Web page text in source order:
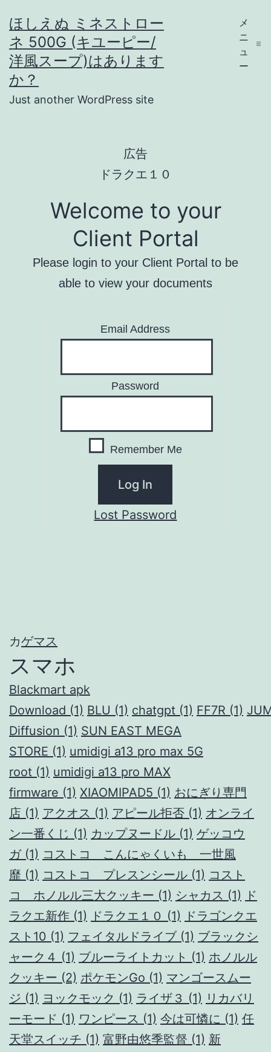
ン
テ
ン
ほしえぬ ミネストロー
ネ 500G (キユーピー/
洋風スープ)はあります
か？
Just another WordPress site
メ
ニ
ュ
ー
広告
ドラクエ１０
Welcome to your
Client Portal
Please login to your Client Portal to be
able to view your documents
Email Address
Password
Remember Me
Lost Password
カゲマス
スマホ
Blackmart apk
Download (1) BLU (1) chatgpt (1) FF7R (1)
Diffusion (1) SUN EAST MEGA
STORE (1) umidigi a13 pro max 5G
root (1) umidigi a13 pro MAX
firmware (1) XIAOMIPAD5 (1) おにぎり専門
店 (1) アクオス (1) アピール拒否 (1) オンライ
ン一番くじ (1) カップヌードル (1) ゲッコウ
ガ(1) コストコ こんにゃくいも 一世風
靡 (1) コストコ プレスンシール (1) コスト
コ ホノルル三大クッキー (1) シャカス (1)
ド
ラクエ新作 (1) ドラクエ１０ (1)
ドラゴンクエ
スト10 (1) フェイタルドライブ (1) ブラックシ
ャーク４ (1) ブルーライトカット (1) ホノルル
クッキー (2) ポケモンGo (1) マンゴースムー
ジ (1) ヨックモック (1) ライザ３ (1) リカバリ
ーモード (1) ワンピース (1) 今は可憐に (1) 任
天堂スイッチ (1) 富野由悠季監督 (1) 新